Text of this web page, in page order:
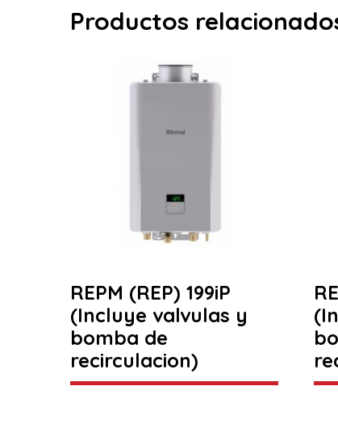
Productos
REPM (REP) 199iP
(Incluye valvulas y
bomba de
recirculacion)